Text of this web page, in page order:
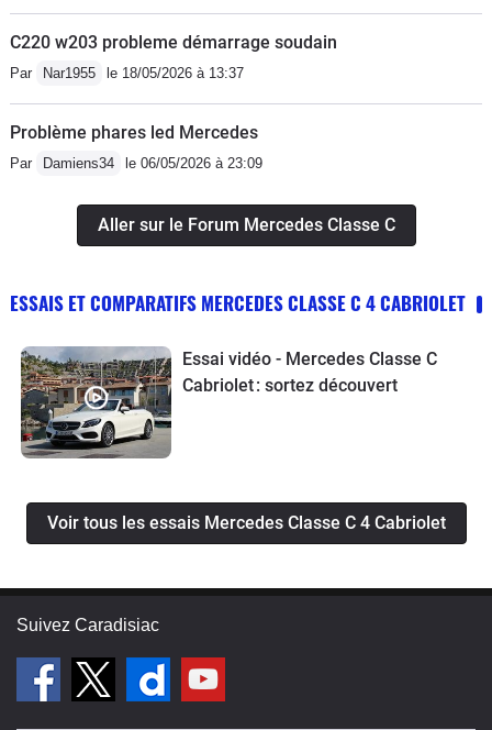
C220 w203 probleme démarrage soudain
Par Nar1955 le 18/05/2026 à 13:37
Problème phares led Mercedes
Par Damiens34 le 06/05/2026 à 23:09
Aller sur le Forum Mercedes Classe C
ESSAIS ET COMPARATIFS MERCEDES CLASSE C 4 CABRIOLET
Essai vidéo - Mercedes Classe C
Cabriolet : sortez découvert
Voir tous les essais Mercedes Classe C 4 Cabriolet
Suivez Caradisiac